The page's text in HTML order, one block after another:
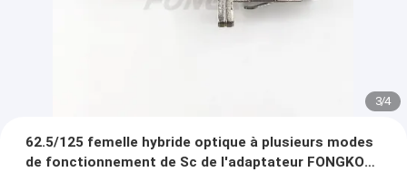
3/4
62.5/125 femelle hybride optique à plusieurs modes
de fonctionnement de Sc de l'adaptateur FONGKO